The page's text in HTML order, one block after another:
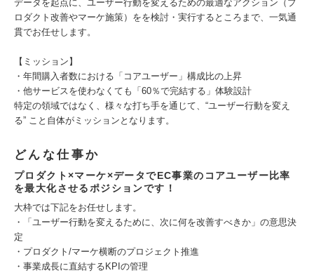
データを起点に、ユーザー行動を変えるための最適なアクション（プ
ロダクト改善やマーケ施策）をを検討・実行するところまで、一気通
貫でお任せします。
【ミッション】
・年間購入者数における「コアユーザー」構成比の上昇
・他サービスを使わなくても「60％で完結する」体験設計
特定の領域ではなく、様々な打ち手を通じて、“ユーザー行動を変え
る” こと自体がミッションとなります。
どんな仕事か
プロダクト×マーケ×データでEC事業のコアユーザー比率
を最大化させるポジションです！
大枠では下記をお任せします。
・「ユーザー行動を変えるために、次に何を改善すべきか」の意思決
定
・プロダクト/マーケ横断のプロジェクト推進
・事業成長に直結するKPIの管理